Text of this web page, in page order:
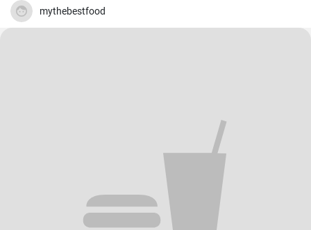
aus.
mythebestfood